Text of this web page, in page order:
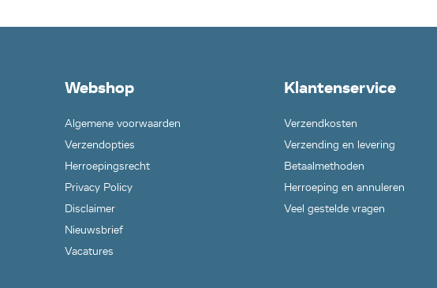
Webshop
Algemene voorwaarden
Verzendopties
Herroepingsrecht
Privacy Policy
Disclaimer
Nieuwsbrief
Vacatures
Klantenservice
Verzendkosten
Verzending en levering
Betaalmethoden
Herroeping en annuleren
Veel gestelde vragen